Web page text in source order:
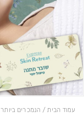
עמוד הבית / הנמכרים ביותר